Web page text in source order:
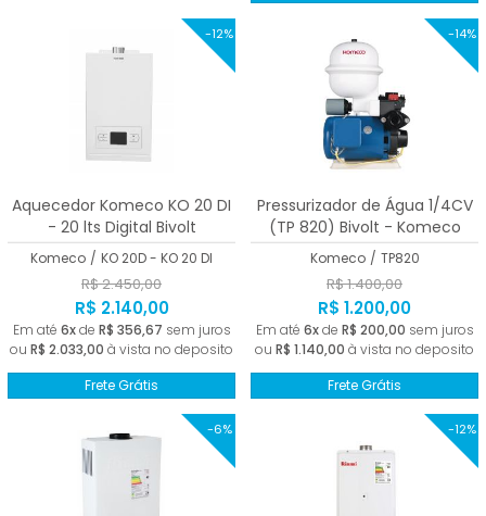
-12%
Aquecedor Komeco KO 20 DI
- 20 lts Digital Bivolt
Komeco / KO 20D - KO 20 DI
R$ 2.450,00
R$ 2.140,00
Em até 6xde R$ 356,67 sem juros
ou R$ 2.033,00 à vista no deposito
Frete Grátis
-14%
Pressurizador de Água 1/4CV
(TP 820) Bivolt - Komeco
Komeco / TP820
R$ 1.400,00
R$ 1.200,00
Em até 6xde R$ 200,00 sem juros
ou R$ 1.140,00 à vista no deposito
Frete Grátis
-6% -12%